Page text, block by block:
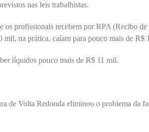
nas leis trabalhistas.
os profissionais recebem por RPA (Recibo de
na prática, caíam para pouco mais de R$
líquidos pouco mais de R$ 11 mil.
de Volta Redonda eliminou o problema da